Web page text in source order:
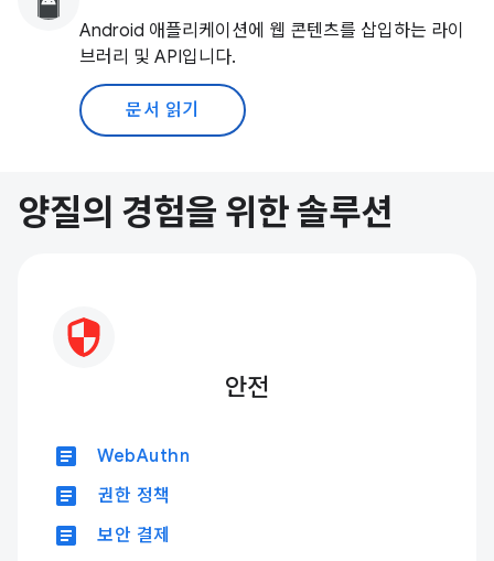
Android 애플리케이션에 웹 콘텐츠를 삽입하는 라이
브러리 및 API입니다.
문서 읽기
양질의 경험을 위한 솔루션
안전
article WebAuthn
article 권한 정책
article 보안 결제